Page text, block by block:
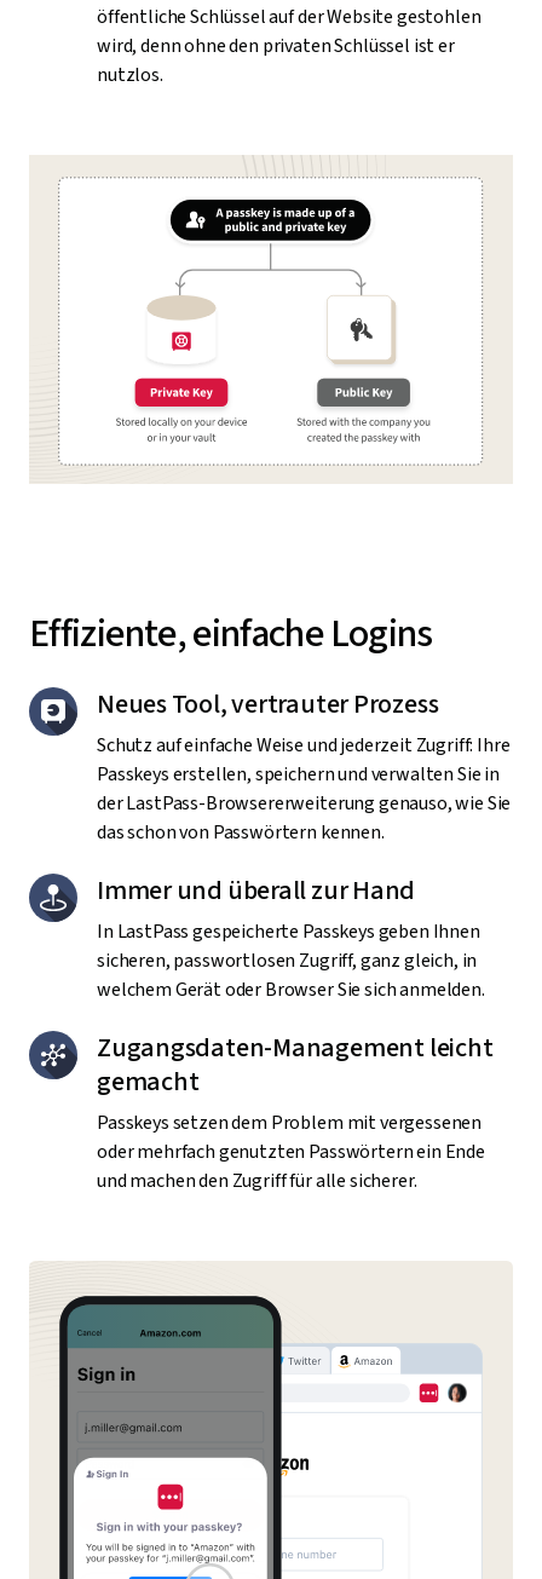
öffentliche Schlüssel auf der Website gestohlen
wird, denn ohne den privaten Schlüssel ist er
nutzlos.
Effiziente, einfache Logins
Neues Tool, vertrauter Prozess
Schutz auf einfache Weise und jederzeit Zugriff: Ihre
Passkeys erstellen, speichern und verwalten Sie in
der LastPass-Browsererweiterung genauso, wie Sie
das schon von Passwörtern kennen.
Immer und überall zur Hand
In LastPass gespeicherte Passkeys geben Ihnen
sicheren, passwortlosen Zugriff, ganz gleich, in
welchem Gerät oder Browser Sie sich anmelden.
Zugangsdaten-Management leicht
gemacht
Passkeys setzen dem Problem mit vergessenen
oder mehrfach genutzten Passwörtern ein Ende
und machen den Zugriff für alle sicherer.